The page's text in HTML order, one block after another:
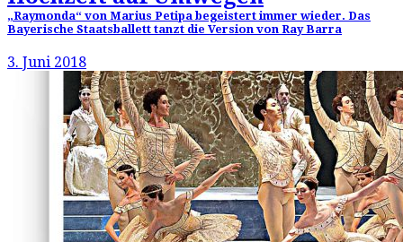
„Raymonda“ von Marius Petipa begeistert immer wieder. Das
Bayerische Staatsballett tanzt die Version von Ray Barra
3. Juni 2018